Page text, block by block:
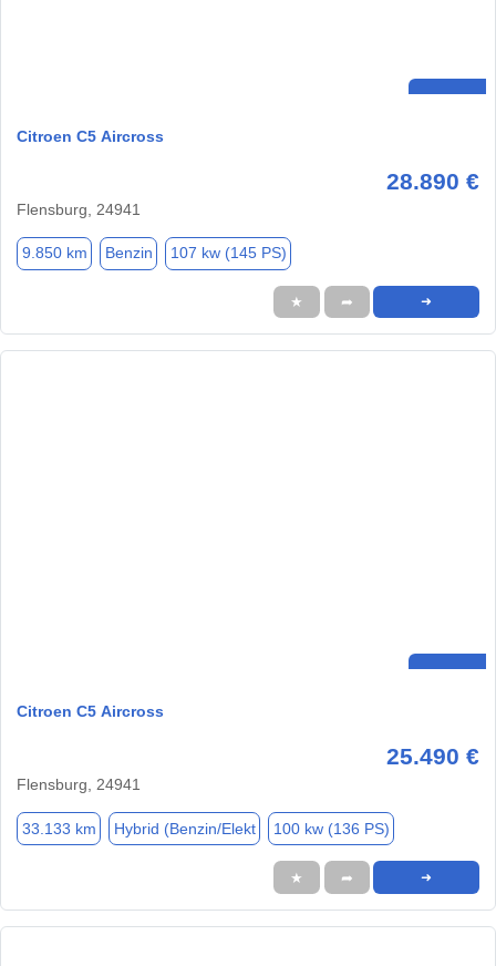
Citroen C5 Aircross
28.890 €
Flensburg, 24941
9.850 km Benzin 107 kw (145 PS)
★ ➦ ➜
Citroen C5 Aircross
25.490 €
Flensburg, 24941
33.133 km Hybrid (Benzin/Elekt 100 kw (136 PS)
★ ➦ ➜